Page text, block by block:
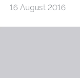
16 August 2016